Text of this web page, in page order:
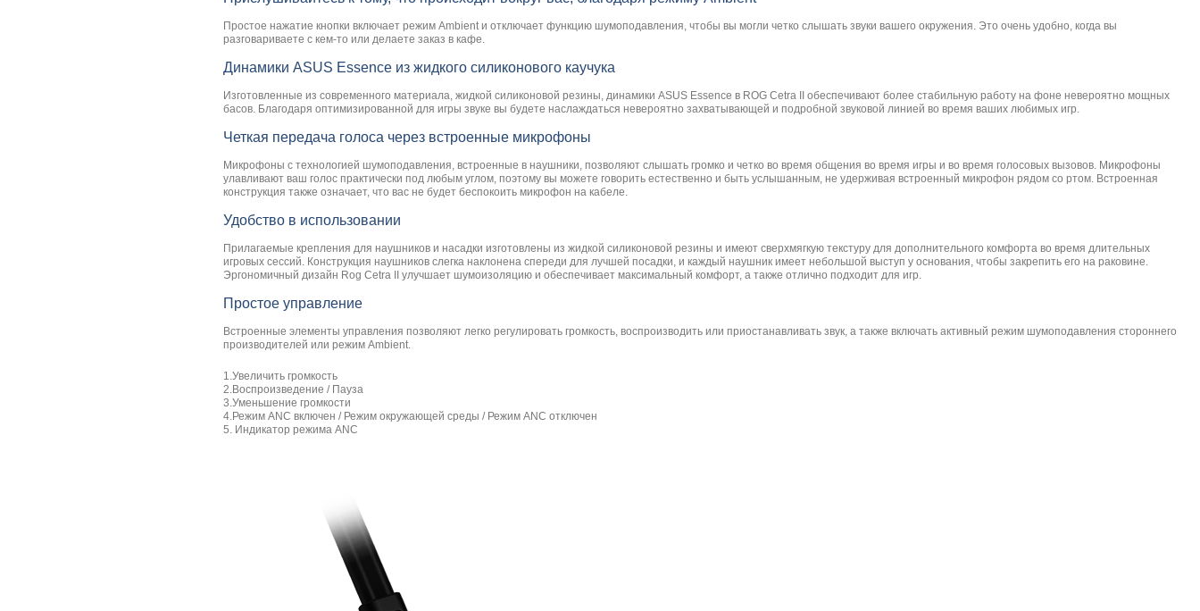
Простое нажатие кнопки включает режим Ambient и отключает функцию шумоподавления, чтобы вы могли четко слышать звуки вашего окружения. Это очень удобно, когда вы
разговариваете с кем-то или делаете заказ в кафе.
Динамики ASUS Essence из жидкого силиконового каучука
Изготовленные из современного материала, жидкой силиконовой резины, динамики ASUS Essence в ROG Cetra II обеспечивают более стабильную работу на фоне невероятно мощных
басов. Благодаря оптимизированной для игры звуке вы будете наслаждаться невероятно захватывающей и подробной звуковой линией во время ваших любимых игр.
Четкая передача голоса через встроенные микрофоны
Микрофоны с технологией шумоподавления, встроенные в наушники, позволяют слышать громко и четко во время общения во время игры и во время голосовых вызовов. Микрофоны
улавливают ваш голос практически под любым углом, поэтому вы можете говорить естественно и быть услышанным, не удерживая встроенный микрофон рядом со ртом. Встроенная
конструкция также означает, что вас не будет беспокоить микрофон на кабеле.
Удобство в использовании
Прилагаемые крепления для наушников и насадки изготовлены из жидкой силиконовой резины и имеют сверхмягкую текстуру для дополнительного комфорта во время длительных
игровых сессий. Конструкция наушников слегка наклонена спереди для лучшей посадки, и каждый наушник имеет небольшой выступ у основания, чтобы закрепить его на раковине.
Эргономичный дизайн Rog Cetra II улучшает шумоизоляцию и обеспечивает максимальный комфорт, а также отлично подходит для игр.
Простое управление
Встроенные элементы управления позволяют легко регулировать громкость, воспроизводить или приостанавливать звук, а также включать активный режим шумоподавления стороннего
производителей или режим Ambient.
1.Увеличить громкость
2.Воспроизведение / Пауза
3.Уменьшение громкости
4.Режим ANC включен / Режим окружающей среды / Режим ANC отключен
5. Индикатор режима ANC